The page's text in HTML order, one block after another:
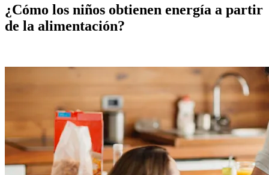
¿Cómo los niños obtienen energía a partir
de la alimentación?